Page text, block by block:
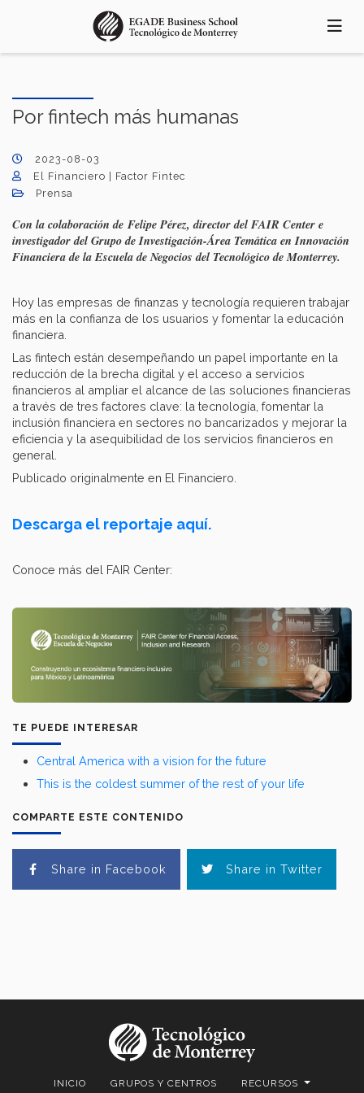
principal
TE PUEDE INTERESAR
Central America with a vision for the future
This is the coldest summer of the rest of your life
COMPARTE ESTE CONTENIDO
Share in Facebook Share in Twitter
Por fintech más humanas
2023-08-03
El Financiero | Factor Fintec
Prensa
Con la colaboración de Felipe Pérez, director del FAIR Center e
investigador del Grupo de Investigación-Área Temática en Innovación
Financiera de la Escuela de Negocios del Tecnológico de Monterrey.
Hoy las empresas de finanzas y tecnología requieren trabajar
más en la confianza de los usuarios y fomentar la educación
financiera.
Las fintech están desempeñando un papel importante en la
reducción de la brecha digital y el acceso a servicios
financieros al ampliar el alcance de las soluciones financieras
a través de tres factores clave: la tecnología, fomentar la
inclusión financiera en sectores no bancarizados y mejorar la
eficiencia y la asequibilidad de los servicios financieros en
general.
Publicado originalmente en El Financiero.
Descarga el reportaje aquí.
Conoce más del FAIR Center:
INICIO GRUPOS Y CENTROS RECURSOS